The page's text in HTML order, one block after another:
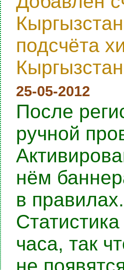
подсчёта
25-05-2012
После
ручной
нём
в правилах.
часа, так